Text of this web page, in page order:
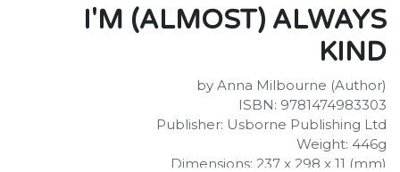
I'M (ALMOST) ALWAYS
KIND
by Anna Milbourne (Author)
ISBN: 9781474983303
Publisher: Usborne Publishing Ltd
Weight: 446g
Dimensions: 237 x 298 x 11 (mm)